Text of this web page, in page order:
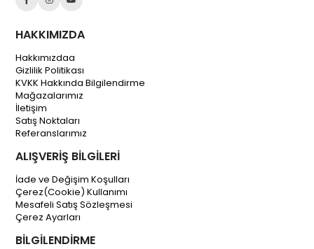
HAKKIMIZDA
Hakkımızdaa
Gizlilik Politikası
KVKK Hakkında Bilgilendirme
Mağazalarımız
İletişim
Satış Noktaları
Referanslarımız
ALIŞVERİŞ BİLGİLERİ
İade ve Değişim Koşulları
Çerez(Cookie) Kullanımı
Mesafeli Satış Sözleşmesi
Çerez Ayarları
BİLGİLENDİRME